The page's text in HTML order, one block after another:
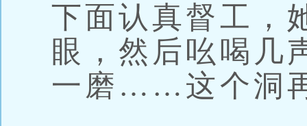
下面认真督工，
眼，然后吆喝几
一磨……这个洞